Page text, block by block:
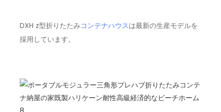
DXH z型折りたたみコンテナハウスは最新の生産モデルを
採用しています。